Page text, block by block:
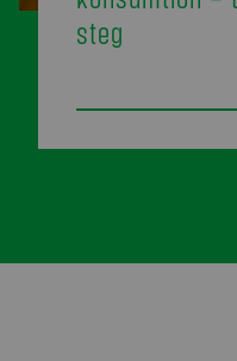
steg